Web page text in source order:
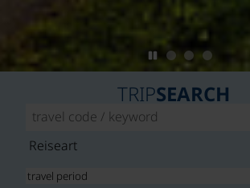
TRIPSEARCH